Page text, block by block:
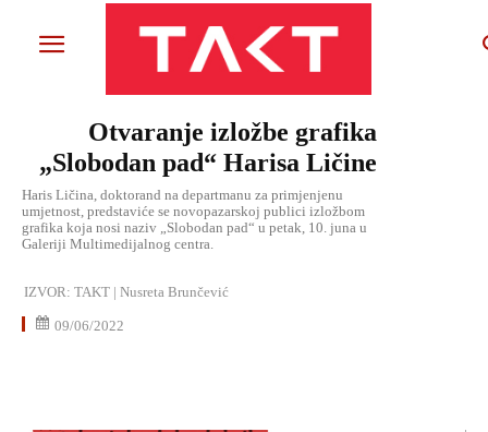
Otvaranje izložbe grafika
„Slobodan pad“ Harisa Ličine
Haris Ličina, doktorand na departmanu za primjenjenu
umjetnost, predstaviće se novopazarskoj publici izložbom
grafika koja nosi naziv „Slobodan pad“ u petak, 10. juna u
Galeriji Multimedijalnog centra.
IZVOR: TAKT | Nusreta Brunčević
09/06/2022